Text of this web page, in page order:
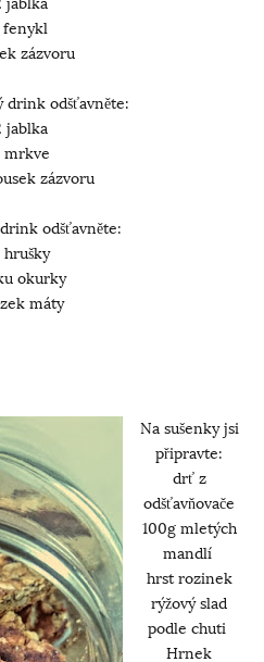
jablka
fenykl
zázvoru
drink odšťavněte:
jablka
mrkve
zázvoru
odšťavněte:
hrušky
okurky
máty
Na sušenky jsi
připravte:
drť z
odšťavňovače
100g mletých
mandlí
hrst rozinek
rýžový slad
podle chuti
Hrnek